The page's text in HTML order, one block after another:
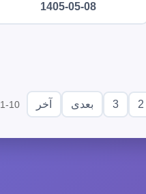
1405-05-08
2
3 بعدی آخر 1-10 از 3426